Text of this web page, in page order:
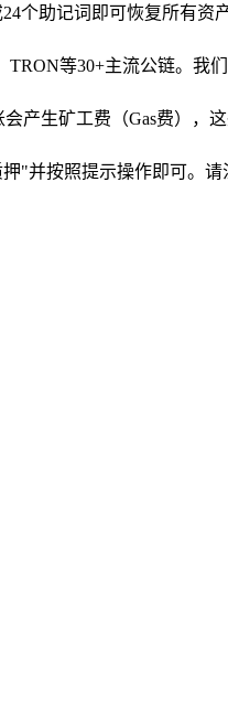
助记词即可恢复所有资
TRON等30+主流公链。我
生矿工费（Gas费），
并按照提示操作即可。